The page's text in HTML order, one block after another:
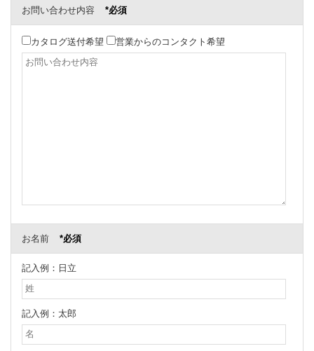
お問い合わせ内容 *必須
カタログ送付希望 営業からのコンタクト希望
お名前 *必須
記入例：日立
記入例：太郎